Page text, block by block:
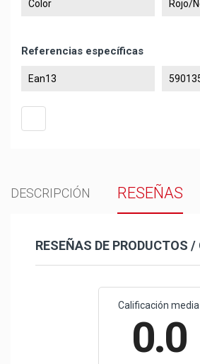
Color Rojo/
Referencias específicas
Ean13
DESCRIPCIÓN RESEÑAS
RESEÑAS DE PRODUCTOS
Calificación media
0.0